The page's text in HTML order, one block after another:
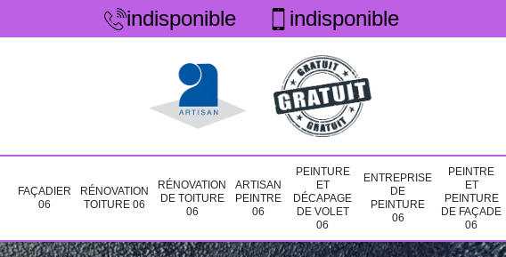
indisponible indisponible
FAÇADIER
06
RÉNOVATION
TOITURE 06
RÉNOVATION
DE TOITURE
06
ARTISAN
PEINTRE
06
PEINTURE
ET
DÉCAPAGE
DE VOLET
06
ENTREPRISE
DE
PEINTURE
06
PEINTRE
ET
PEINTURE
DE FAÇADE
06